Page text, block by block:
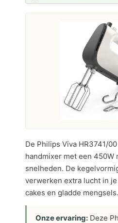
De Philips Viva HR3741/
handmixer met een 450W
snelheden. De
verwerken extra lucht in
cakes en gladde mengsels.
Onze ervaring: Deze